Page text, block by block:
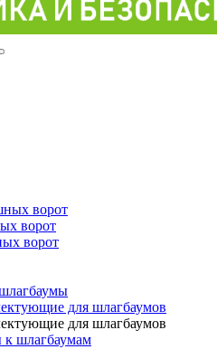
ворот
ворот
ворот
для шлагбаумов
для шлагбаумов
к шлагбаумам